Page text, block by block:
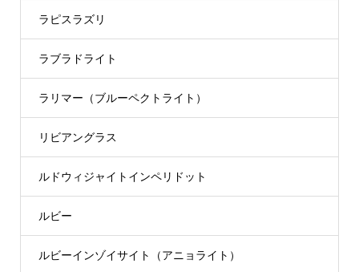
ラピスラズリ
ラブラドライト
ラリマー（ブルーペクトライト）
リビアングラス
ルドウィジャイトインペリドット
ルビー
ルビーインゾイサイト（アニョライト）